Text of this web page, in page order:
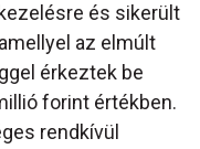
és sikerült
az elmúlt
érkeztek be
forint értékben.
rendkívül